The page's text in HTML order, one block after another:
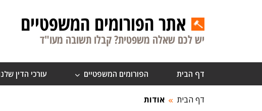
אתר הפורומים המשפטיים
יש לכם שאלה משפטית? קבלו תשובה מעו"ד
דף הבית הפורומים המשפטיים עורכי הדין
דף הבית אודות